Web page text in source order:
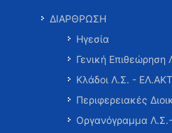
ΔΙΑΡΘΡΩΣΗ
Ηγεσία
Γενική
Κλάδοι Λ.Σ. -
Περιφερειακές
Οργανόγραμμα